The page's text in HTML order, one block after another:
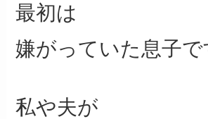
最初は
嫌がっていた息子
私や夫が